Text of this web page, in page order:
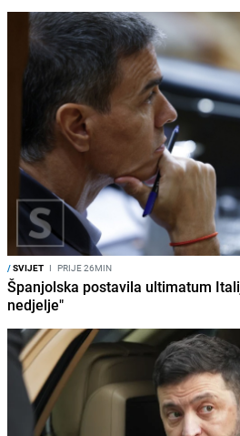
/SVIJET I PRIJE 26MIN
Španjolska postavila ultimatum
nedjelje"